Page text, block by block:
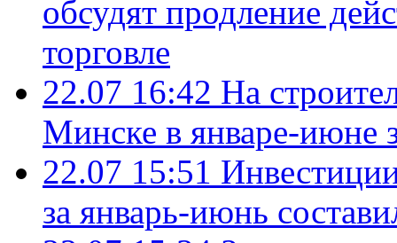
обсудят продление
торговле
22.07 16:42 На
Минске в январе-июне
22.07 15:51
за январь-июнь